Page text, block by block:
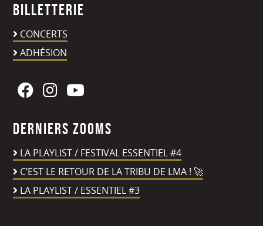
Billetterie
CONCERTS
ADHÉSION
Derniers zooms
LA PLAYLIST / FESTIVAL ESSENTIEL #4
C’EST LE RETOUR DE LA TRIBU DE LMA ! 🚀
LA PLAYLIST / ESSENTIEL #3